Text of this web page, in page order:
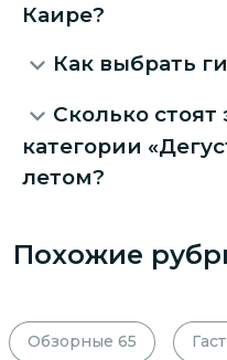
Каире?
Как выбрать
Сколько стоят
категории
летом?
Похожие
Обзорные 65